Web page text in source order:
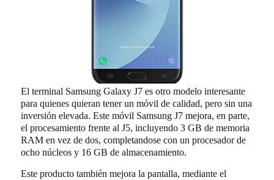
El terminal Samsung Galaxy J7 es otro modelo interesante
para quienes quieran tener un móvil de calidad, pero sin una
inversión elevada. Este móvil Samsung J7 mejora, en parte,
el procesamiento frente al J5, incluyendo 3 GB de memoria
RAM en vez de dos, completandose con un procesador de
ocho núcleos y 16 GB de almacenamiento.
Este producto también mejora la pantalla, mediante el